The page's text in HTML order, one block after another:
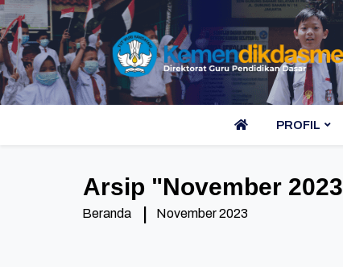
PROFIL
Arsip "November 2023
Beranda November 2023